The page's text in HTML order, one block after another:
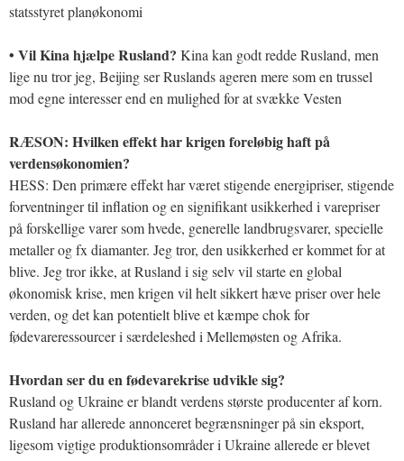
statsstyret planøkonomi
• Vil Kina hjælpe Rusland? Kina kan godt redde Rusland, men
lige nu tror jeg, Beijing ser Ruslands ageren mere som en trussel
mod egne interesser end en mulighed for at svække Vesten
RÆSON: Hvilken effekt har krigen foreløbig haft på
verdensøkonomien?
HESS: Den primære effekt har været stigende energipriser, stigende
forventninger til inflation og en signifikant usikkerhed i varepriser
på forskellige varer som hvede, generelle landbrugsvarer, specielle
metaller og fx diamanter. Jeg tror, den usikkerhed er kommet for at
blive. Jeg tror ikke, at Rusland i sig selv vil starte en global
økonomisk krise, men krigen vil helt sikkert hæve priser over hele
verden, og det kan potentielt blive et kæmpe chok for
fødevareressourcer i særdeleshed i Mellemøsten og Afrika.
Hvordan ser du en fødevarekrise udvikle sig?
Rusland og Ukraine er blandt verdens største producenter af korn.
Rusland har allerede annonceret begrænsninger på sin eksport,
ligesom vigtige produktionsområder i Ukraine allerede er blevet